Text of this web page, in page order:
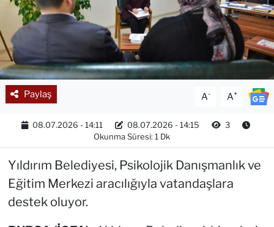
Paylaş A- A+
08.07.2026 - 14:11 08.07.2026 - 14:15
3
Okunma Süresi: 1 Dk
Yıldırım Belediyesi, Psikolojik Danışmanlık ve
Eğitim Merkezi aracılığıyla vatandaşlara
destek oluyor.